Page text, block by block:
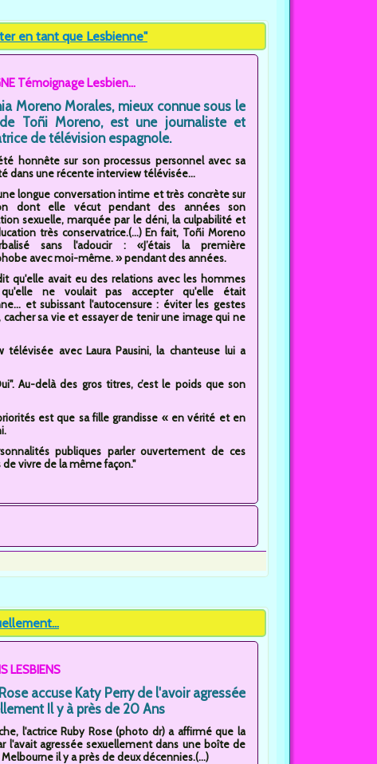
en tant que Lesbienne"
Témoignage Lesbien...
Moreno Morales, mieux connue sous le
Toñi Moreno, est une journaliste et
de télévision espagnole.
honnête sur son processus personnel avec sa
dans une récente interview télévisée...
longue conversation intime et très concrète sur
dont elle vécut pendant des années son
sexuelle, marquée par le déni, la culpabilité et
très conservatrice.(...) En fait, Toñi Moreno
sans l'adoucir : «J’étais la première
avec moi-même. » pendant des années.
qu'elle avait eu des relations avec les hommes
ne voulait pas accepter qu'elle était
et subissant l'autocensure : éviter les gestes
cacher sa vie et essayer de tenir une image qui ne
avec Laura Pausini, la chanteuse lui a
Au-delà des gros titres, c’est le poids que son
est que sa fille grandisse « en vérité et en
publiques parler ouvertement de ces
vivre de la même façon."
LESBIENS
accuse Katy Perry de l'avoir agressée
Il y à près de 20 Ans
l'actrice Ruby Rose (photo dr) a affirmé que la
l'avait agressée sexuellement dans une boîte de
il y a près de deux décennies.(...)